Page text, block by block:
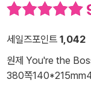
세일즈포인트 1,042
원제 You're the
380쪽140*215mm